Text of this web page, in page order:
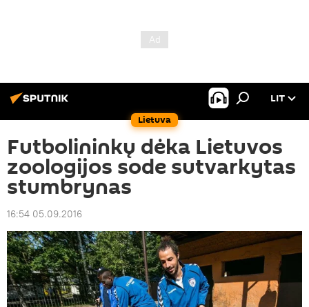
Lietuva
LIT
Futbolininkų dėka Lietuvos
zoologijos sode sutvarkytas
stumbrynas
16:54 05.09.2016